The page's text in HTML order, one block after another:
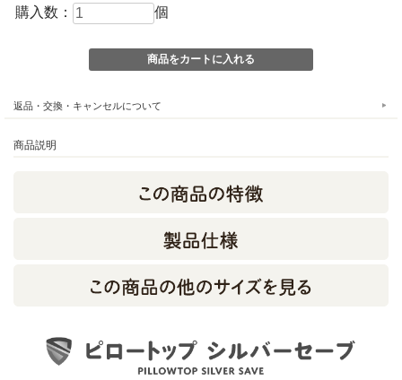
購入数： 個
返品・交換・キャンセルについて
商品説明